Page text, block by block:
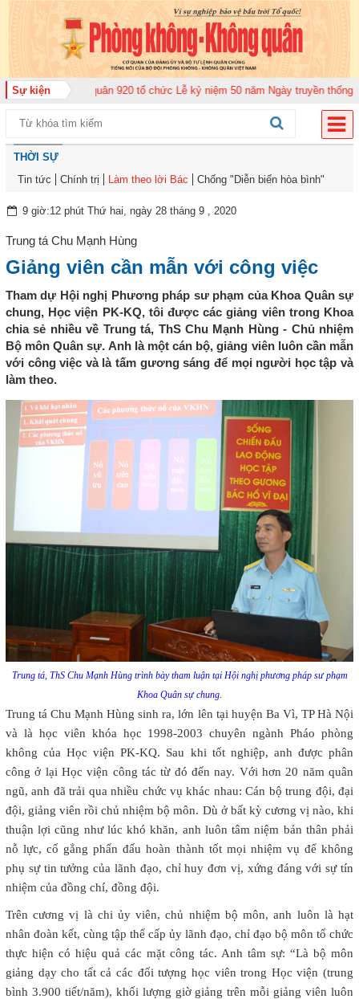
Sự kiện
đoàn Không quân 920 tổ chức Lễ kỷ niệm 50 năm Ngày truyền thống (12-
THỜI SỰ
Tin tức
Chính trị Làm theo lời Bác Chống "Diễn biến hòa bình"
9 giờ:12 phút Thứ hai, ngày 28 tháng 9 , 2020
Trung tá Chu Mạnh Hùng
Giảng viên cần mẫn với công việc
Tham dự Hội nghị Phương pháp sư phạm của Khoa Quân sự
chung, Học viện PK-KQ, tôi được các giảng viên trong Khoa
chia sẻ nhiều về Trung tá, ThS Chu Mạnh Hùng - Chủ nhiệm
Bộ môn Quân sự. Anh là một cán bộ, giảng viên luôn cần mẫn
với công việc và là tấm gương sáng để mọi người học tập và
làm theo.
Trung tá, ThS Chu Mạnh Hùng trình bày tham luận tại Hội nghị phương pháp sư phạm
Khoa Quân sự chung.
Trung tá Chu Mạnh Hùng sinh ra, lớn lên tại huyện Ba Vì, TP Hà Nội
và là học viên khóa học 1998-2003 chuyên ngành Pháo phòng
không của Học viện PK-KQ. Sau khi tốt nghiệp, anh được phân
công ở lại Học viện công tác từ đó đến nay. Với hơn 20 năm quân
ngũ, anh đã trải qua nhiều chức vụ khác nhau: Cán bộ trung đội, đại
đội, giảng viên rồi chủ nhiệm bộ môn. Dù ở bất kỳ cương vị nào, khi
thuận lợi cũng như lúc khó khăn, anh luôn tâm niệm bản thân phải
nỗ lực, cố gắng phấn đấu hoàn thành tốt mọi nhiệm vụ để không
phụ sự tin tưởng của lãnh đạo, chỉ huy đơn vị, xứng đáng với sự tín
nhiệm của đồng chí, đồng đội.
Trên cương vị là chi ủy viên, chủ nhiệm bộ môn, anh luôn là hạt
nhân đoàn kết, cùng tập thể cấp ủy lãnh đạo, chỉ đạo bộ môn tổ chức
thực hiện có hiệu quả các mặt công tác. Anh tâm sự: “Là bộ môn
giảng dạy cho tất cả các đối tượng học viên trong Học viện (trung
bình 3.900 tiết/năm), khối lượng giờ giảng trên mỗi giảng viên luôn